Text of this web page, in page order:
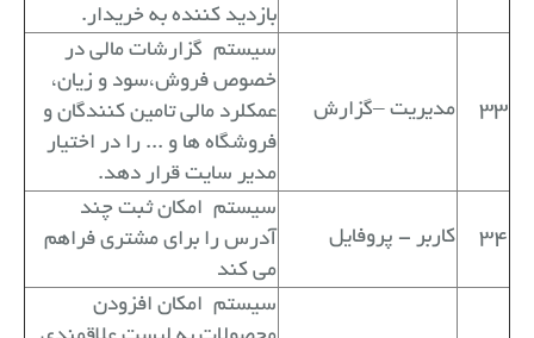
بازدید کننده به خریدار.
33 مدیریت –گزارش
سیستم گزارشات مالی در
خصوص فروش،سود و زیان،
عمکلرد مالی تامین کنندگان و
فروشگاه ها و ... را در اختیار
مدیر سایت قرار دهد.
34 کاربر - پروفایل
سیستم امکان ثبت چند
آدرس را برای مشتری فراهم
می کند
سیستم امکان افزودن